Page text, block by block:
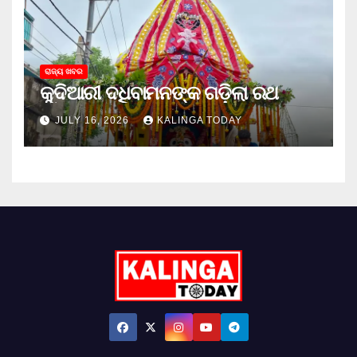
ରାଜ୍ୟ ଖବର
କୁଦିଆରୀ ଦଧିବାମନଙ୍କ ଗଡ଼ିଲା ରଥ
JULY 16, 2026 KALINGA TODAY